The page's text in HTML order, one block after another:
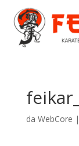
da WebCore |